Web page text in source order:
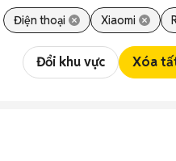
Điện thoại Xiaomi
Đổi khu vực Xóa